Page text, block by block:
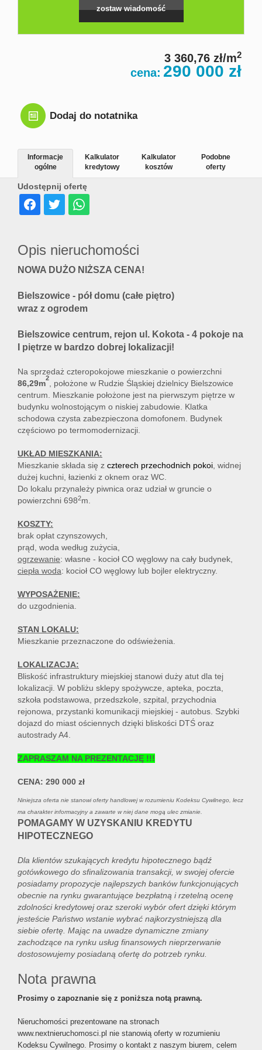
Zgłoś
Zgłoś
zostaw wiadomość
3 360,76 zł/m2
cena: 290 000 zł
Dodaj do notatnika
Udostępnij ofertę
Informacje
ogólne
Kalkulator
kredytowy
Kalkulator
kosztów
Podobne
oferty
Opis nieruchomości
NOWA DUŻO NIŻSZA CENA!
Bielszowice - pół domu (całe piętro)
wraz z ogrodem
Bielszowice centrum, rejon ul. Kokota - 4 pokoje na
I piętrze w bardzo dobrej lokalizacji!
Na sprzedaż czteropokojowe mieszkanie o powierzchni
86,29m
2
, położone w Rudzie Śląskiej dzielnicy Bielszowice
centrum. Mieszkanie położone jest na pierwszym piętrze w
budynku wolnostojącym o niskiej zabudowie. Klatka
schodowa czysta zabezpieczona domofonem. Budynek
częściowo po termomodernizacji.
UKŁAD MIESZKANIA:
Mieszkanie składa się z czterech przechodnich pokoi, widnej
dużej kuchni, łazienki z oknem oraz WC.
Do lokalu przynależy piwnica oraz udział w gruncie o
powierzchni 6982m.
KOSZTY:
brak opłat czynszowych,
prąd, woda według zużycia,
ogrzewanie: własne - kocioł CO węglowy na cały budynek,
ciepła woda: kocioł CO węglowy lub bojler elektryczny.
WYPOSAŻENIE:
do uzgodnienia.
STAN LOKALU:
Mieszkanie przeznaczone do odświeżenia.
LOKALIZACJA:
Bliskość infrastruktury miejskiej stanowi duży atut dla tej
lokalizacji. W pobliżu sklepy spożywcze, apteka, poczta,
szkoła podstawowa, przedszkole, szpital, przychodnia
rejonowa, przystanki komunikacji miejskiej - autobus. Szybki
dojazd do miast ościennych dzięki bliskości DTŚ oraz
autostrady A4.
ZAPRASZAM NA PREZENTACJĘ !!!
CENA: 290 000 zł
Niniejsza oferta nie stanowi oferty handlowej w rozumieniu Kodeksu Cywilnego, lecz
ma charakter informacyjny a zawarte w niej dane mogą ulec zmianie.
POMAGAMY W UZYSKANIU KREDYTU
HIPOTECZNEGO
Dla klientów szukających kredytu hipotecznego bądź
gotówkowego do sfinalizowania transakcji, w swojej ofercie
posiadamy propozycje najlepszych banków funkcjonujących
obecnie na rynku gwarantujące bezpłatną i rzetelną ocenę
zdolności kredytowej oraz szeroki wybór ofert dzięki którym
jesteście Państwo wstanie wybrać najkorzystniejszą dla
siebie ofertę. Mając na uwadze dynamiczne zmiany
zachodzące na rynku usług finansowych nieprzerwanie
dostosowujemy posiadaną ofertę do potrzeb rynku.
Nota prawna
Prosimy o zapoznanie się z poniższa notą prawną.
Nieruchomości prezentowane na stronach
www.nextnieruchomosci.pl nie stanowią oferty w rozumieniu
Kodeksu Cywilnego. Prosimy o kontakt z naszym biurem, celem